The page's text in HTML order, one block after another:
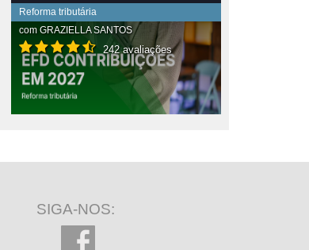
Reforma tributária
comGRAZIELLA SANTOS
242 avaliações
SIGA-NOS: